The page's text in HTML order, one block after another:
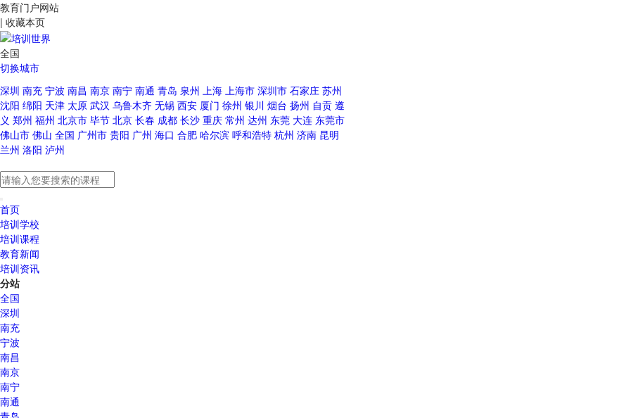
教育门户网站
| 收藏本页
全国
切换城市
深圳 南充 宁波 南昌 南京 南宁 南通 青岛 泉州 上海 上海市 深圳市 石家庄 苏州
沈阳 绵阳 天津 太原 武汉 乌鲁木齐 无锡 西安 厦门 徐州 银川 烟台 扬州 自贡 遵
义 郑州 福州 北京市 毕节 北京 长春 成都 长沙 重庆 常州 达州 东莞 大连 东莞市
佛山市 佛山 全国 广州市 贵阳 广州 海口 合肥 哈尔滨 呼和浩特 杭州 济南 昆明
兰州 洛阳 泸州
首页
培训学校
培训课程
教育新闻
培训资讯
分站
全国
深圳
南充
宁波
南昌
南京
南宁
南通